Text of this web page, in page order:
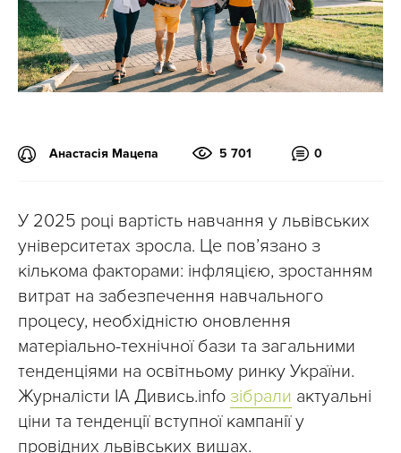
Анастасія Мацепа 5 701 0
У 2025 році вартість навчання у львівських
університетах зросла. Це пов’язано з
кількома факторами: інфляцією, зростанням
витрат на забезпечення навчального
процесу, необхідністю оновлення
матеріально-технічної бази та загальними
тенденціями на освітньому ринку України.
Журналісти ІА Дивись.info зібрали актуальні
ціни та тенденції вступної кампанії у
провідних львівських вишах.